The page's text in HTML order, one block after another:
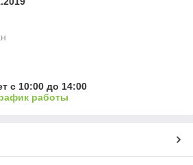
с 10:00 до 14:00
работы